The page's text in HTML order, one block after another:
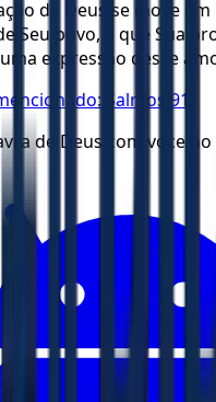
de Deus se move em
Seu povo, e que Sua
expressão desse
Salmos 91
de Deus com voce